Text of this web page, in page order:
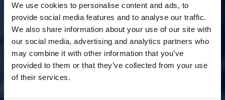
We use cookies to personalise content and ads, to
provide social media features and to analyse our traffic.
We also share information about your use of our site with
our social media, advertising and analytics partners who
may combine it with other information that you’ve
provided to them or that they’ve collected from your use
of their services.